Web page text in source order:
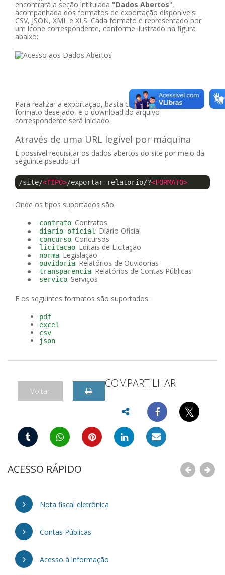
encontrará a seção intitulada "Dados Abertos",
acompanhada dos formatos de exportação disponíveis:
CSV, JSON, XML e XLS. Cada formato é representado por
um ícone correspondente, conforme ilustrado na figura
abaixo:
Para realizar a exportação, basta clicar no ícone do
formato desejado, e o download do arquivo
correspondente será iniciado.
Através de uma URL legível por máquina
É possível requisitar os dados abertos do site por meio da
seguinte pseudo-url:
/site/<TIPO>/exportar-relatorio/?<FORMATO>
Onde os tipos suportados são:
contrato: Contratos
diario-oficial : Diário Oficial
concurso: Concursos
licitacao: Editais de Licitação
norma: Legislação
ouvidoria: Relatórios de Ouvidorias
transparencia: Relatórios de Contas Públicas
servico: Serviços
E os seguintes formatos são suportados:
pdf
excel
csv
json
Voltar
COMPARTILHAR
𝕏
ACESSO RÁPIDO
Nota fiscal eletrônica
Contas Públicas
Acesso à informação